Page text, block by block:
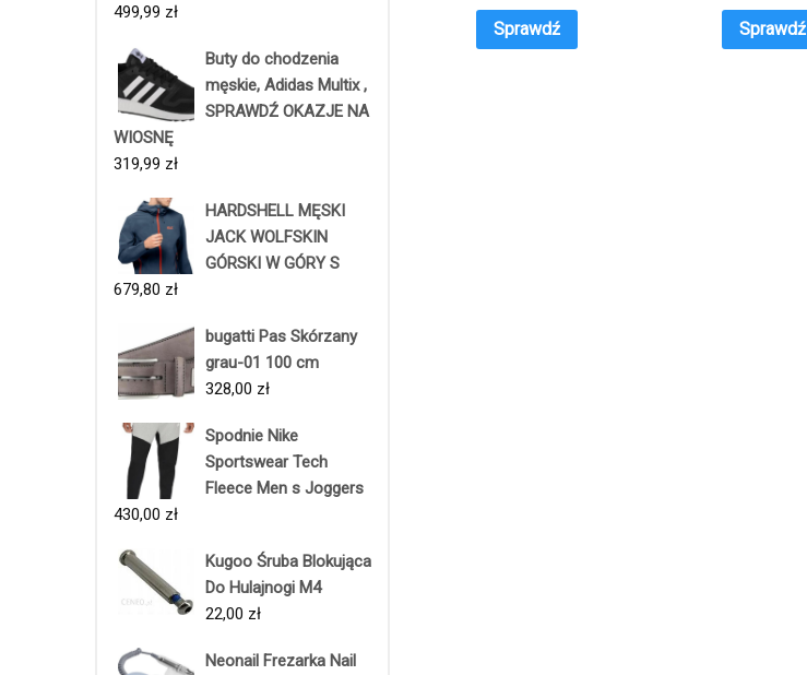
499,99 zł
Buty do chodzenia
męskie, Adidas Multix ,
SPRAWDŹ OKAZJE NA
WIOSNĘ
319,99 zł
HARDSHELL MĘSKI
JACK WOLFSKIN
GÓRSKI W GÓRY S
679,80 zł
bugatti Pas Skórzany
grau-01 100 cm
328,00 zł
Spodnie Nike
Sportswear Tech
Fleece Men s Joggers
430,00 zł
Kugoo Śruba Blokująca
Do Hulajnogi M4
22,00 zł
Neonail Frezarka Nail
Sprawdź Sprawdź